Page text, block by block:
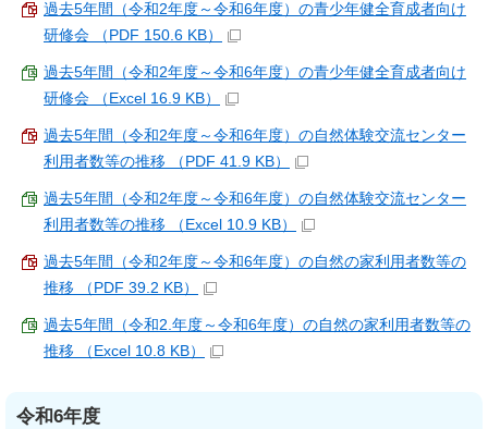
過去5年間（令和2年度～令和6年度）の青少年健全育成者向け
研修会 （PDF 150.6 KB）
過去5年間（令和2年度～令和6年度）の青少年健全育成者向け
研修会 （Excel 16.9 KB）
過去5年間（令和2年度～令和6年度）の自然体験交流センター
利用者数等の推移 （PDF 41.9 KB）
過去5年間（令和2年度～令和6年度）の自然体験交流センター
利用者数等の推移 （Excel 10.9 KB）
過去5年間（令和2年度～令和6年度）の自然の家利用者数等の
推移 （PDF 39.2 KB）
過去5年間（令和2.年度～令和6年度）の自然の家利用者数等の
推移 （Excel 10.8 KB）
令和6年度